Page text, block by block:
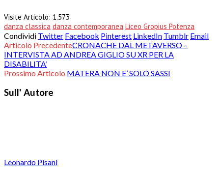
Visite Articolo: 1.573
danza classica danza contemporanea Liceo Gropius Potenza
Condividi Twitter Facebook Pinterest LinkedIn Tumblr Email
Articolo PrecedenteCRONACHE DAL METAVERSO –
INTERVISTA AD ANDREA GIGLIO SU XR PER LA
DISABILITA’
Prossimo Articolo MATERA NON E’ SOLO SASSI
Sull' Autore
Leonardo Pisani